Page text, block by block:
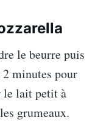
le beurre puis
minutes pour
le lait petit à
grumeaux.